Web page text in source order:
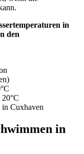
in
den
in Cuxhaven
in